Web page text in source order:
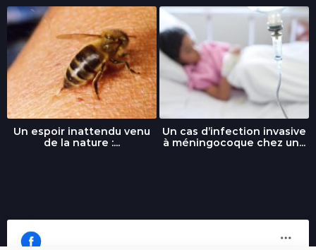
Un espoir inattendu venu
de la nature :...
Un cas d’infection invasive
à méningocoque chez un...